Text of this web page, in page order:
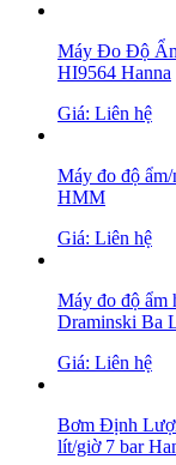
Máy Đo Độ
HI9564 Hanna
Giá: Liên hệ
Máy đo độ
HMM
Giá: Liên hệ
Máy đo độ ẩm
Draminski Ba
Giá: Liên hệ
Bơm Định
lít/giờ 7 bar